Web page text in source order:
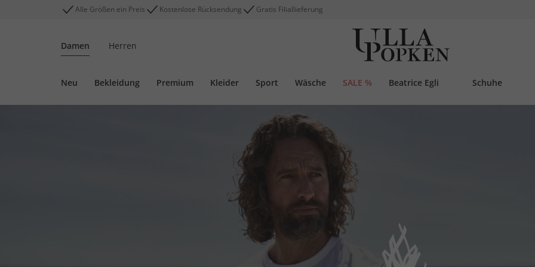
Alle Größen ein Preis Kostenlose Rücksendung Gratis Filiallieferung
Damen Herren
Neu Bekleidung Premium Kleider Sport Wäsche SALE % Beatrice Egli Schuhe